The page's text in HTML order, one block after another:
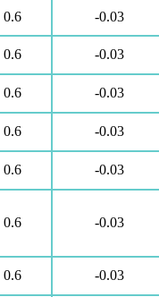
0.6
-0.03
0.6
-0.03
0.6
-0.03
0.6
-0.03
0.6 -0.03
0.6 -0.03
0.6
-0.03